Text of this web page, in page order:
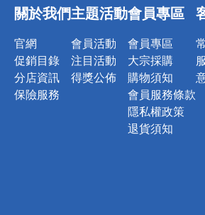
詐騙網頁！
關於我們
官網
促銷目錄
分店資訊
保險服務
主題活動
會員活動
注目活動
得獎公佈
會員專區
會員專區
大宗採購
購物須知
會員服務條款
隱私權政策
退貨須知